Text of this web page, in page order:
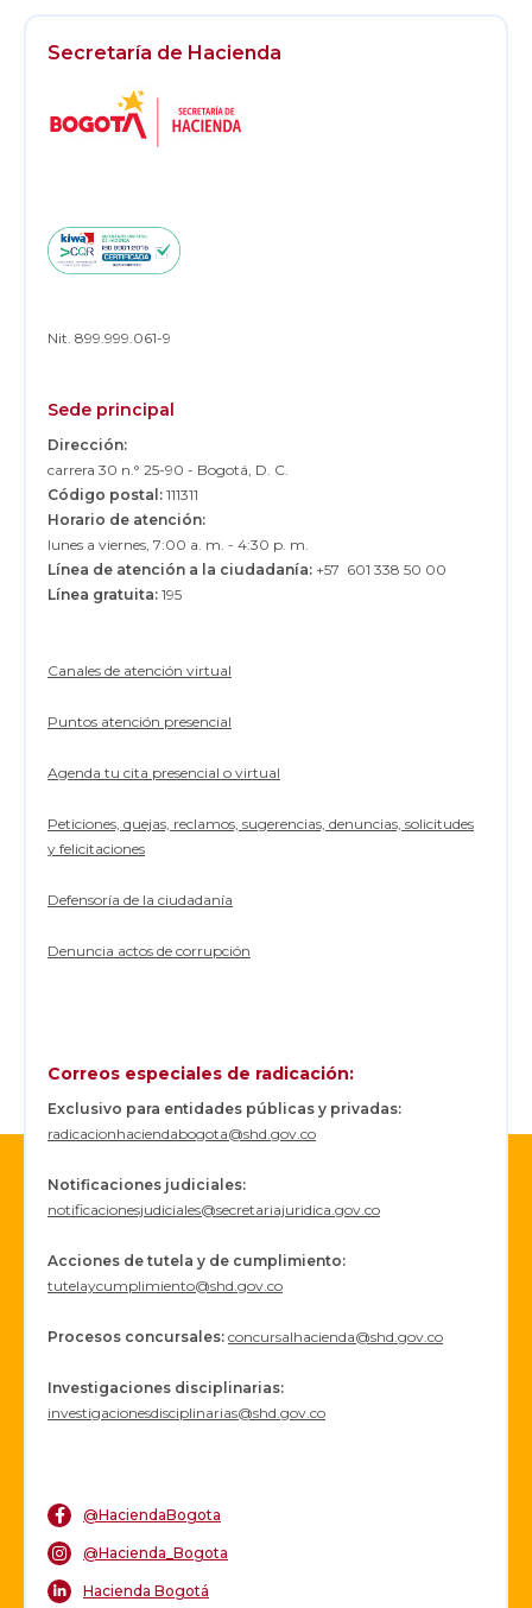
Secretaría de Hacienda
Nit. 899.999.061-9
Sede principal
Dirección:
carrera 30 n.° 25-90 - Bogotá, D. C.
Código postal: 111311
Horario de atención:
lunes a viernes, 7:00 a. m. - 4:30 p. m.
Línea de atención a la ciudadanía: +57 601 338 50 00
Línea gratuita: 195
Canales de atención virtual
Puntos atención presencial
Agenda tu cita presencial o virtual
Peticiones, quejas, reclamos, sugerencias, denuncias, solicitudes
y felicitaciones
Defensoría de la ciudadanía
Denuncia actos de corrupción
Correos especiales de radicación:
Exclusivo para entidades públicas y privadas:
radicacionhaciendabogota@shd.gov.co
Notificaciones judiciales:
notificacionesjudiciales@secretariajuridica.gov.co
Acciones de tutela y de cumplimiento:
tutelaycumplimiento@shd.gov.co
Procesos concursales: concursalhacienda@shd.gov.co
Investigaciones disciplinarias:
investigacionesdisciplinarias@shd.gov.co
@HaciendaBogota
@Hacienda_Bogota
Hacienda Bogotá